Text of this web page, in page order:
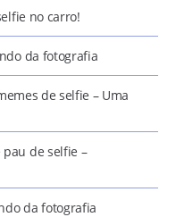
no carro!
da fotografia
de selfie – Uma
de selfie –
da fotografia